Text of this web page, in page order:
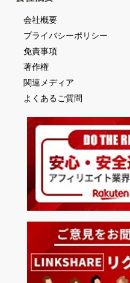
会社概要
プライバシーポリシー
免責事項
著作権
関連メディア
よくあるご質問